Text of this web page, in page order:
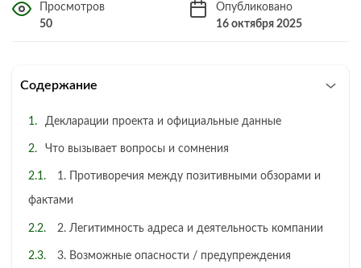
Просмотров
50
Опубликовано
16 октября 2025
Содержание
Декларации проекта и официальные данные
Что вызывает вопросы и сомнения
1. Противоречия между позитивными обзорами и
фактами
2. Легитимность адреса и деятельность компании
3. Возможные опасности / предупреждения